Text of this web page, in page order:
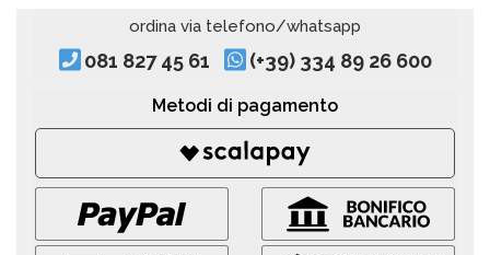
ordina via telefono/whatsapp
081 827 45 61 (+39) 334 89 26 600
Metodi di pagamento